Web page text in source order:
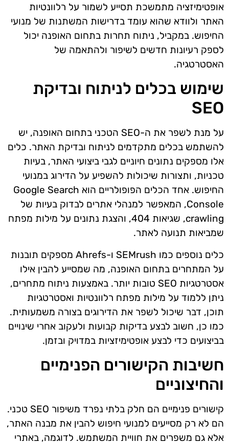
אופטימיזציה מתמשכת תסייע לשמור על רלוונטיות
האתר ולוודא שהוא עומד בדרישות המשתנות של מנועי
החיפוש. במקביל, ניתוח תחרות בתחום האופנה יכול
לספק רעיונות חדשים לשיפור ולהתאמה של
האסטרטגיה.
שימוש בכלים לניתוח ובדיקת
SEO
על מנת לשפר את ה-SEO הטכני בתחום האופנה, יש
להשתמש בכלים מתקדמים לניתוח ובדיקת האתר. כלים
אלו מספקים נתונים חיוניים לגבי ביצועי האתר, בעיות
טכניות, ותצורות שיכולות להשפיע על הדירוג במנועי
החיפוש. אחד הכלים הפופולריים הוא Google Search
Console, המאפשר למנהלי אתרים לבדוק בעיות של
crawling, שגיאות 404, והצגת נתונים על מילות מפתח
שמביאות תנועה לאתר.
כלים נוספים כמו SEMrush ו-Ahrefs מספקים תובנות
על המתחרים בתחום האופנה, מה שמסייע להבין אילו
אסטרטגיות SEO טובות יותר. באמצעות ניתוח מתחרים,
ניתן ללמוד על מילות מפתח רלוונטיות ואסטרטגיות
תוכן, דבר שיכול לשפר את הדירוגים בצורה משמעותית.
כמו כן, חשוב לבצע בדיקות קבועות ולעקוב אחרי שינויים
בביצועים כדי לבצע אופטימיזציות במדויק ובזמן.
חשיבות הקישורים הפנימיים
והחיצוניים
קישורים פנימיים הם חלק בלתי נפרד משיפור SEO טכני.
הם לא רק מסייעים למנועי חיפוש להבין את מבנה האתר,
אלא גם משפרים את חוויית המשתמש. לדוגמה, באתרי